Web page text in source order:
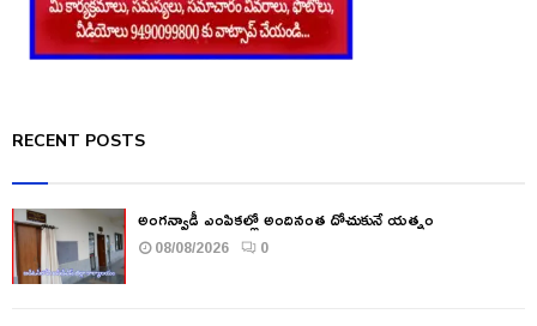
RECENT POSTS
అంగన్వాడీ ఎంపికల్లో అందినంత దోచుకునే యత్నం
08/08/2026 0